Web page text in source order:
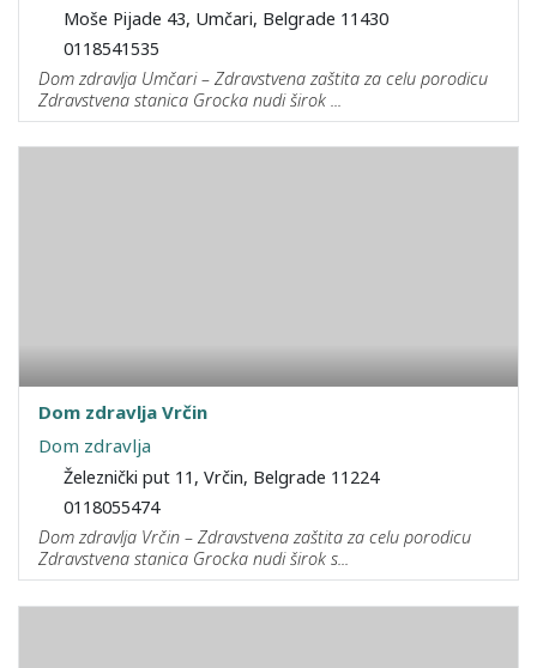
Moše Pijade 43, Umčari, Belgrade 11430
0118541535
Dom zdravlja Umčari – Zdravstvena zaštita za celu porodicu
Zdravstvena stanica Grocka nudi širok ...
Dom zdravlja Vrčin
Dom zdravlja
Železnički put 11, Vrčin, Belgrade 11224
0118055474
Dom zdravlja Vrčin – Zdravstvena zaštita za celu porodicu
Zdravstvena stanica Grocka nudi širok s...